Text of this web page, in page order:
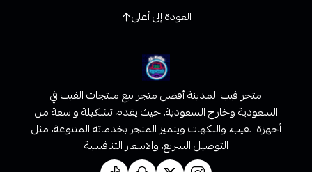
العودة إلى أعلى
متجر فيب المدينة أفضل متجر بيع منتجات الفيب في
السعودية وخارج السعودية، حيث يقدم تشكيلة واسعة من
أجهزة الفيب، والنكهات ويتميز المتجر بخدماته المتنوعة، مثل
التوصيل السريع، والاسعار التنافسية